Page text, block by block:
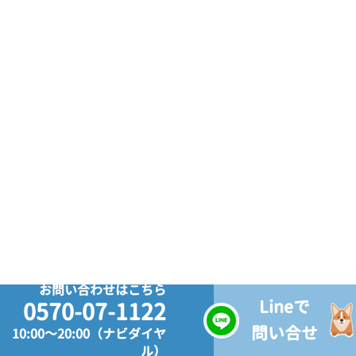
お問い合わせはこちら
0570-07-1122
10:00～20:00（ナビダイヤ
ル）
Lineで
問い合せ